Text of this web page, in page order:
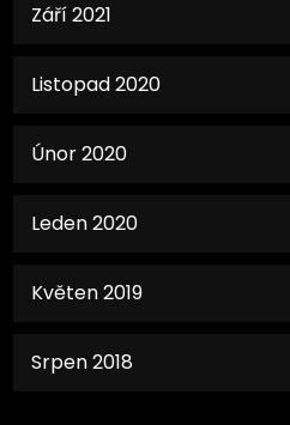
Září 2021
Listopad 2020
Únor 2020
Leden 2020
Květen 2019
Srpen 2018